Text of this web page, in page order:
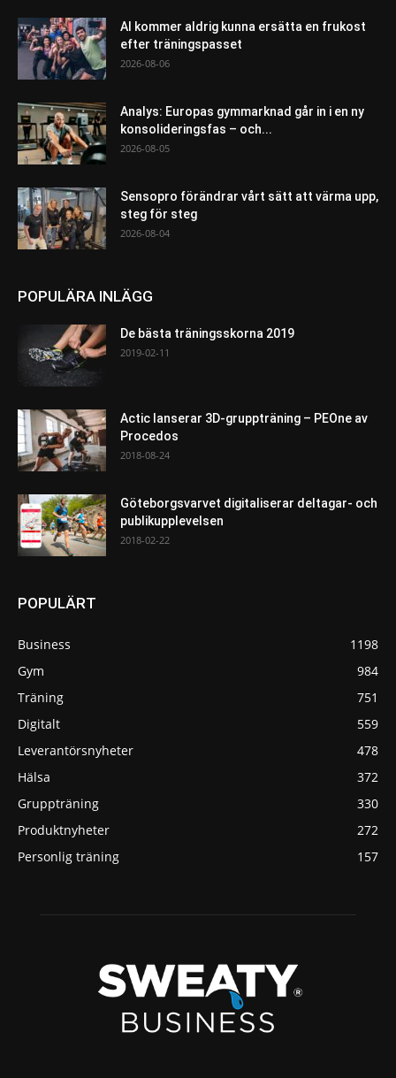
AI kommer aldrig kunna ersätta en frukost
efter träningspasset
2026-08-06
Analys: Europas gymmarknad går in i en ny
konsolideringsfas – och...
2026-08-05
Sensopro förändrar vårt sätt att värma upp,
steg för steg
2026-08-04
POPULÄRA INLÄGG
De bästa träningsskorna 2019
2019-02-11
Actic lanserar 3D-gruppträning – PEOne av
Procedos
2018-08-24
Göteborgsvarvet digitaliserar deltagar- och
publikupplevelsen
2018-02-22
POPULÄRT
Business
1198
Gym
984
Träning
751
Digitalt
559
Leverantörsnyheter
478
Hälsa
372
Gruppträning
330
Produktnyheter
272
Personlig träning
157